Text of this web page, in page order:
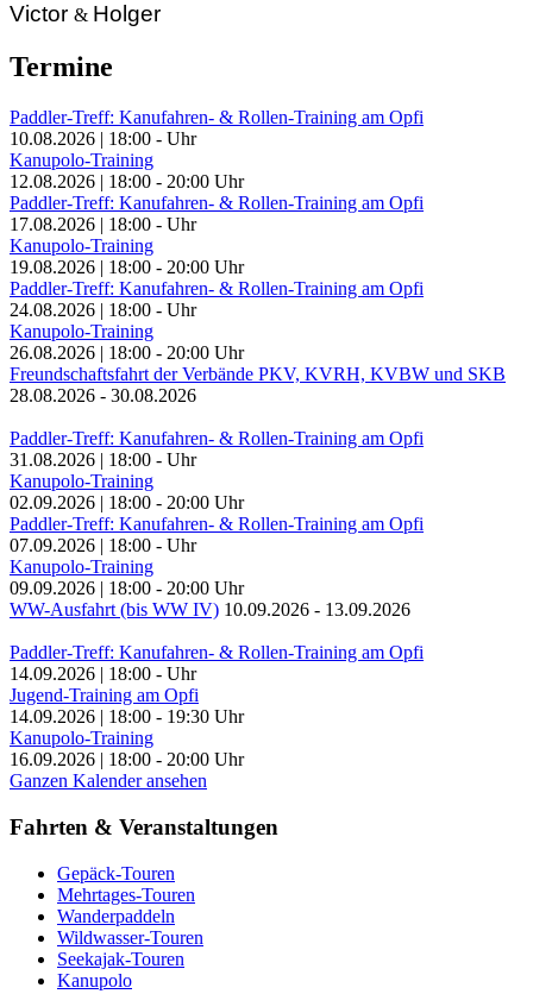
Victor & Holger
Termine
Paddler-Treff: Kanufahren- & Rollen-Training am Opfi
10.08.2026 | 18:00 - Uhr
Kanupolo-Training
12.08.2026 | 18:00 - 20:00 Uhr
Paddler-Treff: Kanufahren- & Rollen-Training am Opfi
17.08.2026 | 18:00 - Uhr
Kanupolo-Training
19.08.2026 | 18:00 - 20:00 Uhr
Paddler-Treff: Kanufahren- & Rollen-Training am Opfi
24.08.2026 | 18:00 - Uhr
Kanupolo-Training
26.08.2026 | 18:00 - 20:00 Uhr
Freundschaftsfahrt der Verbände PKV, KVRH, KVBW und SKB
28.08.2026 - 30.08.2026
Paddler-Treff: Kanufahren- & Rollen-Training am Opfi
31.08.2026 | 18:00 - Uhr
Kanupolo-Training
02.09.2026 | 18:00 - 20:00 Uhr
Paddler-Treff: Kanufahren- & Rollen-Training am Opfi
07.09.2026 | 18:00 - Uhr
Kanupolo-Training
09.09.2026 | 18:00 - 20:00 Uhr
WW-Ausfahrt (bis WW IV) 10.09.2026 - 13.09.2026
Paddler-Treff: Kanufahren- & Rollen-Training am Opfi
14.09.2026 | 18:00 - Uhr
Jugend-Training am Opfi
14.09.2026 | 18:00 - 19:30 Uhr
Kanupolo-Training
16.09.2026 | 18:00 - 20:00 Uhr
Ganzen Kalender ansehen
Fahrten & Veranstaltungen
Gepäck-Touren
Mehrtages-Touren
Wanderpaddeln
Wildwasser-Touren
Seekajak-Touren
Kanupolo